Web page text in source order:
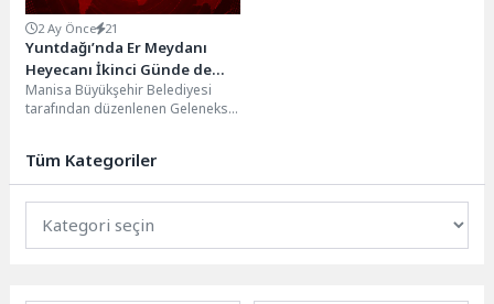
2 Ay Önce 21
Yuntdağı’nda Er Meydanı
Heyecanı İkinci Günde de
Sürdü
Manisa Büyükşehir Belediyesi
tarafından düzenlenen Geleneksel
müsabakalar güreşseverlerle...
Tüm Kategoriler